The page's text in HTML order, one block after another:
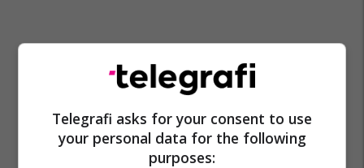
Telegrafi asks for your consent to use
your personal data for the following
purposes: